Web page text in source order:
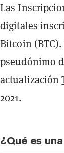
Las
digitales
Bitcoin
pseudónimo
actualización
2021.
¿Qué es